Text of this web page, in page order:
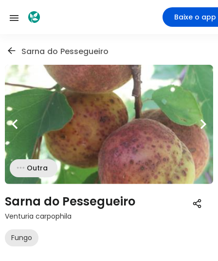
Baixe o app
Sarna do Pessegueiro
Outra
Sarna do Pessegueiro
Venturia carpophila
Fungo